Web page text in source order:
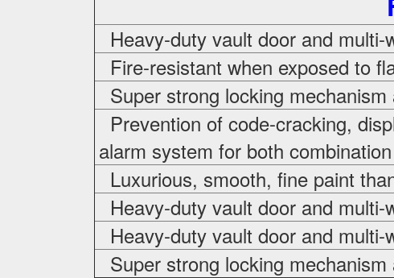
Heavy-duty vault door and
Fire-resistant when exposed to
Super strong locking mechanism
Prevention of code-cracking,
alarm system for both
Luxurious, smooth, fine paint
Heavy-duty vault door and
Heavy-duty vault door and
Super strong locking mechanism